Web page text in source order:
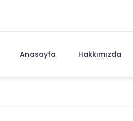
Anasayfa Hakkımızda